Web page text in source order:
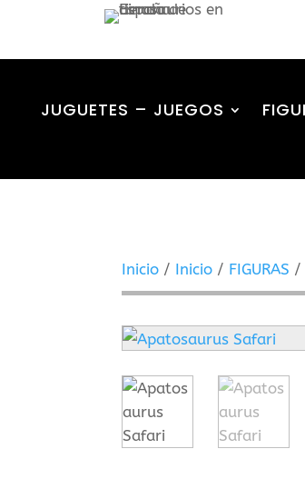
JUGUETES – JUEGOS
Inicio / Inicio / FIGURAS